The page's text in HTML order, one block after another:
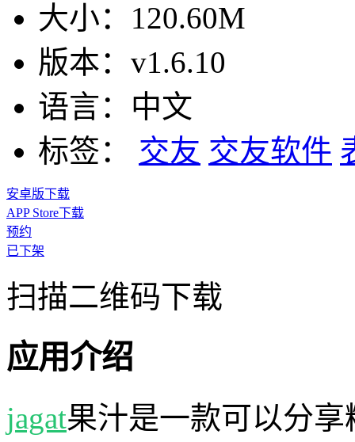
大小： 120.60M
版本： v1.6.10
语言： 中文
标签：
交友 交友软件
安卓版下载
APP Store下载
预约
已下架
扫描二维码下载
应用介绍
jagat果汁是一款可以分